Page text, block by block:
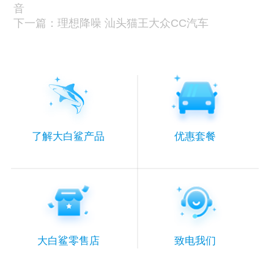
音
下一篇：理想降噪 汕头猫王大众CC汽车
了解大白鲨产品 优惠套餐
大白鲨零售店 致电我们